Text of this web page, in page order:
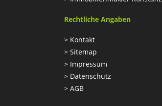
Rechtliche Angaben
> Kontakt
> Sitemap
> Impressum
> Datenschutz
> AGB